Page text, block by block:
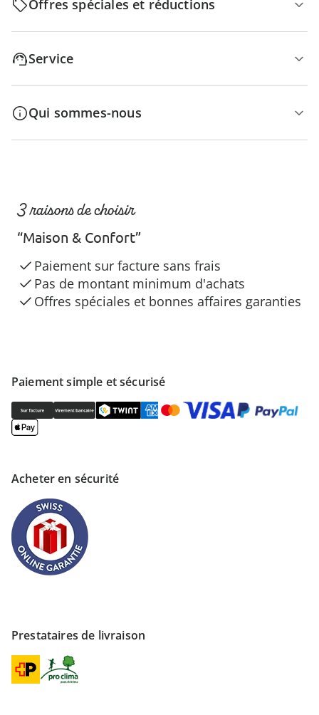
Offres spéciales et réductions
Service
Qui sommes-nous
Paiement simple et sécurisé
Acheter en sécurité
Prestataires de livraison
3 raisons de choisir
“Maison & Confort”
Paiement sur facture sans frais
Pas de montant minimum d'achats
Offres spéciales et bonnes affaires garanties